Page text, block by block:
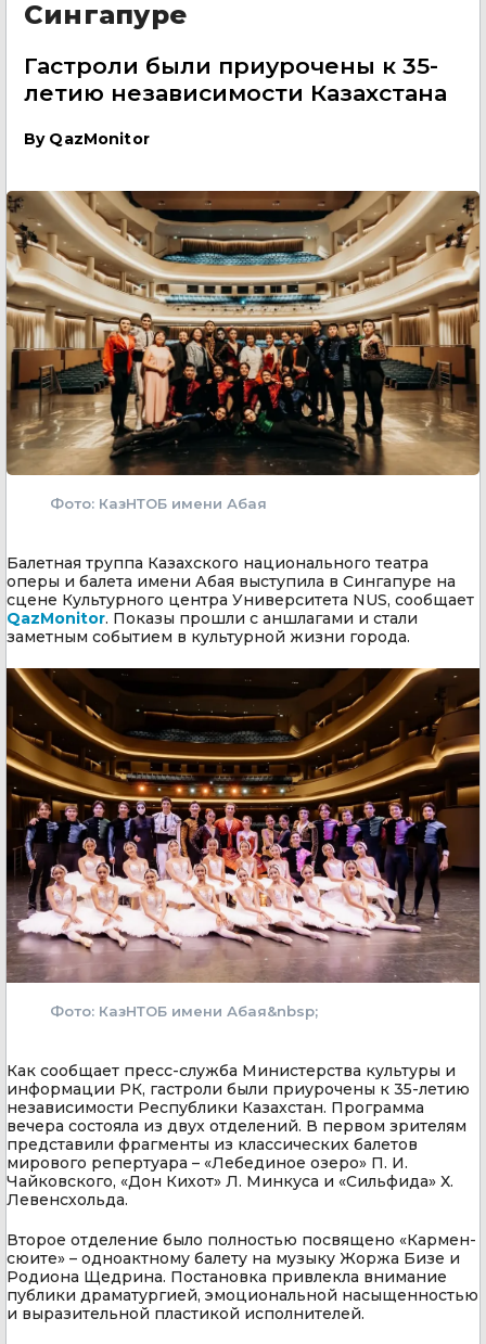
Сингапуре
Гастроли были приурочены к 35-
летию независимости Казахстана
By QazMonitor
Фото: КазНТОБ имени Абая
Балетная труппа Казахского национального театра
оперы и балета имени Абая выступила в Сингапуре на
сцене Культурного центра Университета NUS, сообщает
QazMonitor. Показы прошли с аншлагами и стали
заметным событием в культурной жизни города.
Фото: КазНТОБ имени Абая&nbsp;
Как сообщает пресс-служба Министерства культуры и
информации РК, гастроли были приурочены к 35-летию
независимости Республики Казахстан. Программа
вечера состояла из двух отделений. В первом зрителям
представили фрагменты из классических балетов
мирового репертуара – «Лебединое озеро» П. И.
Чайковского, «Дон Кихот» Л. Минкуса и «Сильфида» Х.
Левенсхольда.
Второе отделение было полностью посвящено «Кармен-
сюите» – одноактному балету на музыку Жоржа Бизе и
Родиона Щедрина. Постановка привлекла внимание
публики драматургией, эмоциональной насыщенностью
и выразительной пластикой исполнителей.